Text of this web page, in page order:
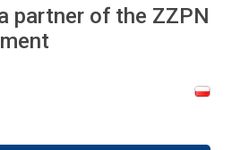
partner of the ZZPN